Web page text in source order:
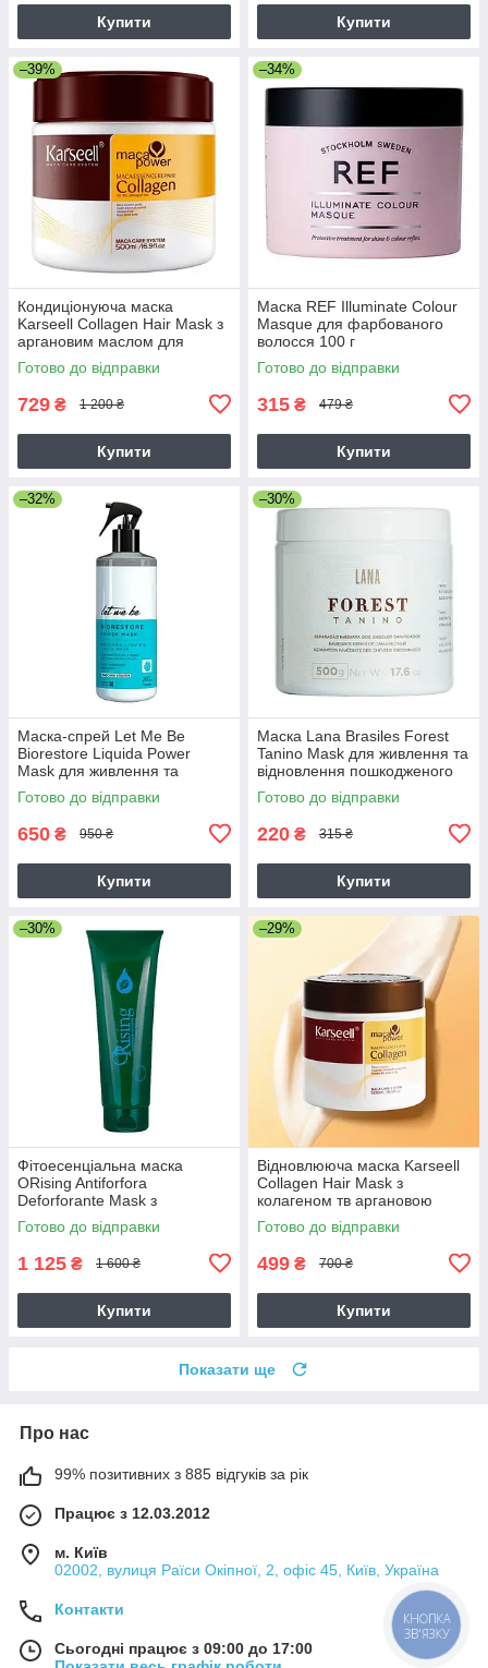
Купити Купити
–39%
Кондиціонуюча маска
Karseell Collagen Hair Mask з
аргановим маслом для
сухого волосся, 500 мл
(заводська)
Готово до відправки
729 ₴ 1 200 ₴
Купити
–34%
Маска REF Illuminate Colour
Masque для фарбованого
волосся 100 г
Готово до відправки
315 ₴ 479 ₴
Купити
–32%
Маска-спрей Let Me Be
Biorestore Liquida Power
Mask для живлення та
зволоження волосся, 260 мл
Готово до відправки
650 ₴ 950 ₴
Купити
–30%
Маска Lana Brasiles Forest
Tanino Mask для живлення та
відновлення пошкодженого
волосся 50 г
Готово до відправки
220 ₴ 315 ₴
Купити
–30%
Фітоесенціальна маска
ORising Antiforfora
Deforforante Mask з
екстактом берези проти лупи,
250 мл
Готово до відправки
1 125 ₴ 1 600 ₴
Купити
–29%
Відновлююча маска Karseell
Collagen Hair Mask з
колагеном тв аргановою
олією для сухого волосся,
250 г (розлив)
Готово до відправки
499 ₴ 700 ₴
Купити
Показати ще
Про нас
99% позитивних з 885 відгуків за рік
Працює з 12.03.2012
м. Київ
02002, вулиця Раїси Окіпної, 2, офіс 45, Київ, Україна
Контакти
Сьогодні працює з 09:00 до 17:00
КНОПКА
ЗВ'ЯЗКУ